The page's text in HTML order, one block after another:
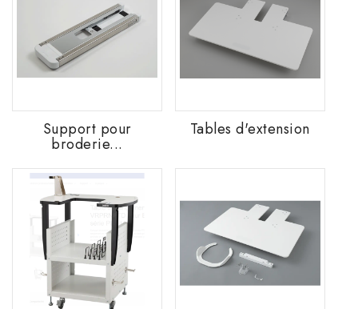
Support pour
broderie...
Tables d'extension